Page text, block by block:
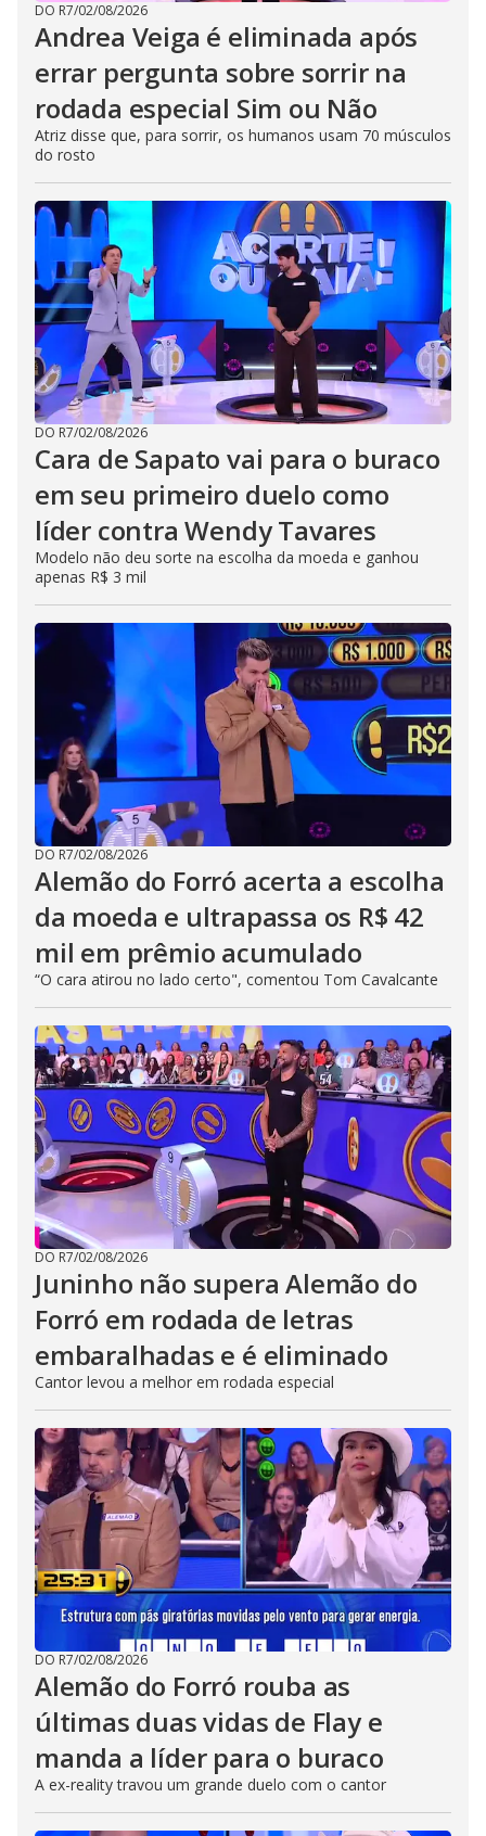
DO R7/02/08/2026
Andrea Veiga é eliminada após
errar pergunta sobre sorrir na
rodada especial Sim ou Não
Atriz disse que, para sorrir, os humanos usam 70 músculos
do rosto
DO R7/02/08/2026
Cara de Sapato vai para o buraco
em seu primeiro duelo como
líder contra Wendy Tavares
Modelo não deu sorte na escolha da moeda e ganhou
apenas R$ 3 mil
DO R7/02/08/2026
Alemão do Forró acerta a escolha
da moeda e ultrapassa os R$ 42
mil em prêmio acumulado
“O cara atirou no lado certo", comentou Tom Cavalcante
DO R7/02/08/2026
Juninho não supera Alemão do
Forró em rodada de letras
embaralhadas e é eliminado
Cantor levou a melhor em rodada especial
DO R7/02/08/2026
Alemão do Forró rouba as
últimas duas vidas de Flay e
manda a líder para o buraco
A ex-reality travou um grande duelo com o cantor